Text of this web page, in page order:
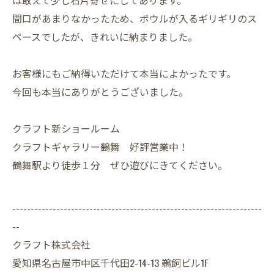
間口があまりなかったため、ボウルが入るギリギリのス
ペースでしたが、きれいに納まりました。
お客様にもご納得いただけて本当によかったです。
今回も本当にありがとうございました。
クラフト新ショールーム
クラフトギャラリー鶴舞 好評営業中！
鶴舞駅より徒歩１分 ぜひ遊びにきてください。
--------------------------------------------------------------------
--
クラフト株式会社
愛知県名古屋市中区千代田2-14-13 鵜飼ビル1F